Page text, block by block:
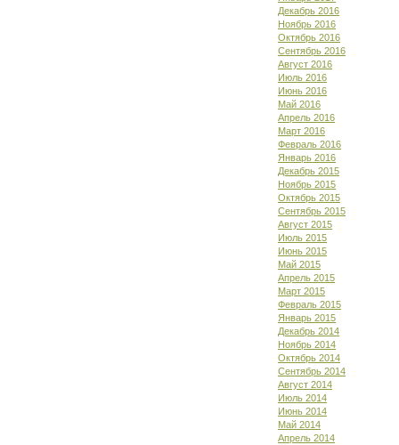
Декабрь 2016
Ноябрь 2016
Октябрь 2016
Сентябрь 2016
Август 2016
Июль 2016
Июнь 2016
Май 2016
Апрель 2016
Март 2016
Февраль 2016
Январь 2016
Декабрь 2015
Ноябрь 2015
Октябрь 2015
Сентябрь 2015
Август 2015
Июль 2015
Июнь 2015
Май 2015
Апрель 2015
Март 2015
Февраль 2015
Январь 2015
Декабрь 2014
Ноябрь 2014
Октябрь 2014
Сентябрь 2014
Август 2014
Июль 2014
Июнь 2014
Май 2014
Апрель 2014